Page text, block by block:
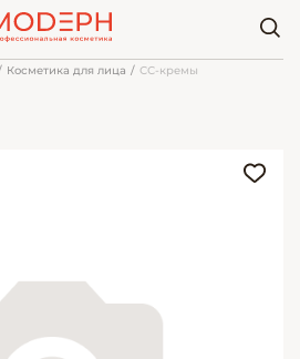
Косметика для лица СС-кремы